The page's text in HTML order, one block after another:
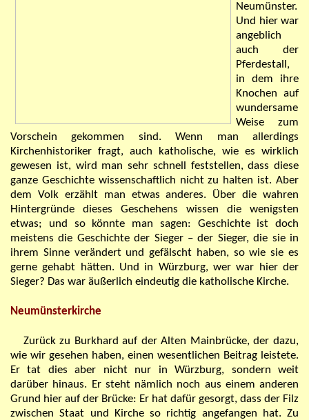
Neumünster.
Und hier war
angeblich
auch der
Pferdestall,
in dem ihre
Knochen auf
wundersame
Weise zum
Vorschein gekommen sind. Wenn man allerdings
Kirchenhistoriker fragt, auch katholische, wie es wirklich
gewesen ist, wird man sehr schnell feststellen, dass diese
ganze Geschichte wissenschaftlich nicht zu halten ist. Aber
dem Volk erzählt man etwas anderes. Über die wahren
Hintergründe dieses Geschehens wissen die wenigsten
etwas; und so könnte man sagen: Geschichte ist doch
meistens die Geschichte der Sieger – der Sieger, die sie in
ihrem Sinne verändert und gefälscht haben, so wie sie es
gerne gehabt hätten. Und in Würzburg, wer war hier der
Sieger? Das war äußerlich eindeutig die katholische Kirche.
Neumünsterkirche
Zurück zu Burkhard auf der Alten Mainbrücke, der dazu,
wie wir gesehen haben, einen wesentlichen Beitrag leistete.
Er tat dies aber nicht nur in Würzburg, sondern weit
darüber hinaus. Er steht nämlich noch aus einem anderen
Grund hier auf der Brücke: Er hat dafür gesorgt, dass der Filz
zwischen Staat und Kirche so richtig angefangen hat. Zu